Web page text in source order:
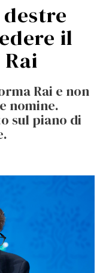
il
Rai e non
nomine.
sul piano di